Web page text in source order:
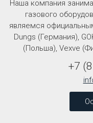
Наша компания
газового
являемся
Dungs (Германия),
(Польша), Vexve
+7